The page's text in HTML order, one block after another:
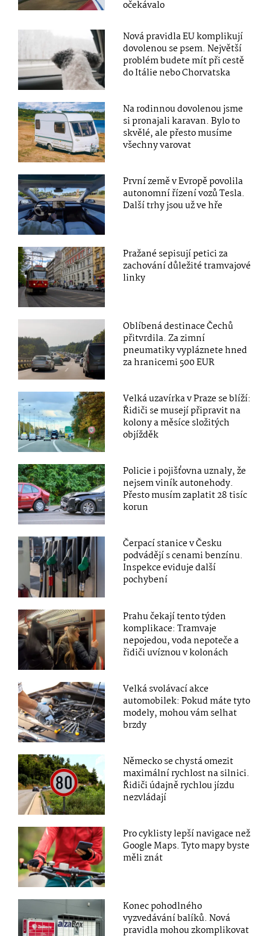
očekávalo
Nová pravidla EU komplikují
dovolenou se psem. Největší
problém budete mít při cestě
do Itálie nebo Chorvatska
Na rodinnou dovolenou jsme
si pronajali karavan. Bylo to
skvělé, ale přesto musíme
všechny varovat
První země v Evropě povolila
autonomní řízení vozů Tesla.
Další trhy jsou už ve hře
Pražané sepisují petici za
zachování důležité tramvajové
linky
Oblíbená destinace Čechů
přitvrdila. Za zimní
pneumatiky vypláznete hned
za hranicemi 500 EUR
Velká uzavírka v Praze se blíží:
Řidiči se musejí připravit na
kolony a měsíce složitých
objížděk
Policie i pojišťovna uznaly, že
nejsem viník autonehody.
Přesto musím zaplatit 28 tisíc
korun
Čerpací stanice v Česku
podvádějí s cenami benzínu.
Inspekce eviduje další
pochybení
Prahu čekají tento týden
komplikace: Tramvaje
nepojedou, voda nepoteče a
řidiči uvíznou v kolonách
Velká svolávací akce
automobilek: Pokud máte tyto
modely, mohou vám selhat
brzdy
Německo se chystá omezit
maximální rychlost na silnici.
Řidiči údajně rychlou jízdu
nezvládají
Pro cyklisty lepší navigace než
Google Maps. Tyto mapy byste
měli znát
Konec pohodlného
vyzvedávání balíků. Nová
pravidla mohou zkomplikovat